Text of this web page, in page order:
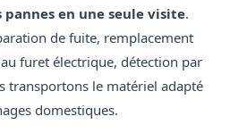
pannes en une seule visite.
de fuite, remplacement
furet électrique, détection par
transportons le matériel adapté
domestiques.